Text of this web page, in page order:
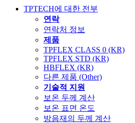
TPTECH에 대한 전부
연락
연락처 정보
제품
TPFLEX CLASS 0 (KR)
TPFLEX STD (KR)
HBFLEX (KR)
다른 제품 (Other)
기술적 지원
보온 두께 계산
보온 표면 온도
방음재의 두께 계산